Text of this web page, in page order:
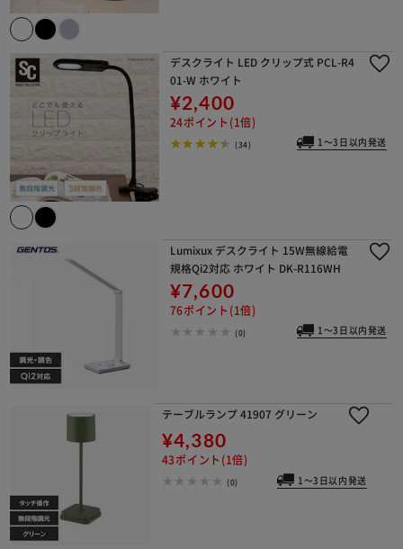
デスクライト LED クリップ式 PCL-R4
01-W ホワイト
¥2,400
24ポイント(1倍)
(34) 1～3日以内発送
Lumixux デスクライト 15W無線給電
規格Qi2対応 ホワイト DK-R116WH
¥7,600
76ポイント(1倍)
(0) 1～3日以内発送
テーブルランプ 41907 グリーン
¥4,380
43ポイント(1倍)
(0) 1～3日以内発送